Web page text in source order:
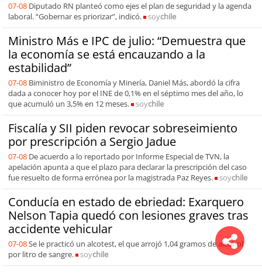
07-08 Diputado RN planteó como ejes el plan de seguridad y la agenda
laboral. “Gobernar es priorizar”, indicó.
soychile
Ministro Más e IPC de julio: “Demuestra que
la economía se está encauzando a la
estabilidad”
07-08 Biministro de Economía y Minería, Daniel Más, abordó la cifra
dada a conocer hoy por el INE de 0,1% en el séptimo mes del año, lo
que acumuló un 3,5% en 12 meses.
soychile
Fiscalía y SII piden revocar sobreseimiento
por prescripción a Sergio Jadue
07-08 De acuerdo a lo reportado por Informe Especial de TVN, la
apelación apunta a que el plazo para declarar la prescripción del caso
fue resuelto de forma errónea por la magistrada Paz Reyes.
soychile
Conducía en estado de ebriedad: Exarquero
Nelson Tapia quedó con lesiones graves tras
accidente vehicular
07-08Se le practicó un alcotest, el que arrojó 1,04 gramos de alcohol
por litro de sangre.
soychile